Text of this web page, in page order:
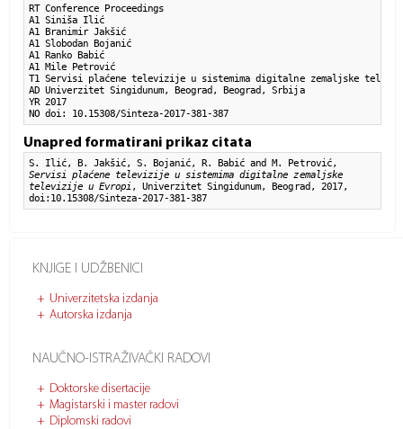
KNJIGE I UDŽBENICI
Univerzitetska izdanja
Autorska izdanja
NAUČNO-ISTRAŽIVAČKI RADOVI
Doktorske disertacije
Magistarski i master radovi
Diplomski radovi
RT Conference Proceedings
A1 Siniša Ilić
A1 Branimir Jakšić
A1 Slobodan Bojanić
A1 Ranko Babić
A1 Mile Petrović
T1 Servisi plaćene televizije u sistemima digitalne zemaljske
AD Univerzitet Singidunum, Beograd, Beograd, Srbija
YR 2017
NO doi: 10.15308/Sinteza-2017-381-387
Unapred formatirani prikaz citata
S. Ilić, B. Jakšić, S. Bojanić, R. Babić and M. Petrović,
Servisi plaćene televizije u sistemima digitalne zemaljske
televizije u Evropi, Univerzitet Singidunum, Beograd, 2017,
doi:10.15308/Sinteza-2017-381-387